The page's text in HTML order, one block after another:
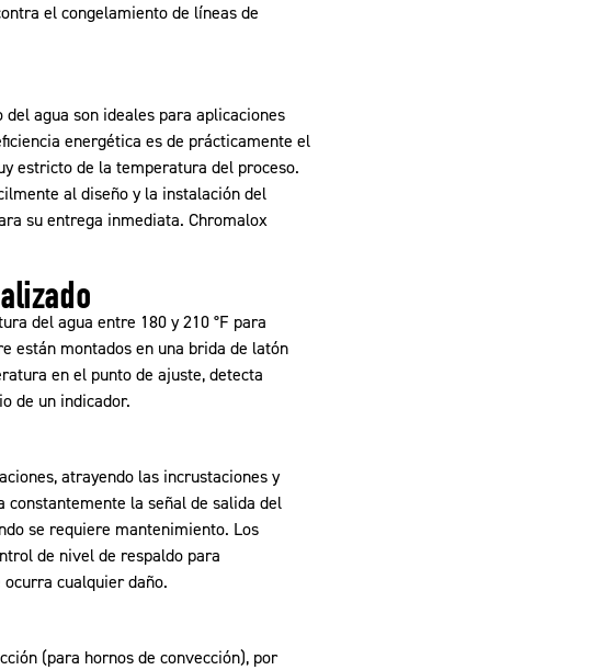
el congelamiento de líneas de
agua son ideales para aplicaciones
energética es de prácticamente el
estricto de la temperatura del proceso.
al diseño y la instalación del
su entrega inmediata. Chromalox
del agua entre 180 y 210 °F para
están montados en una brida de latón
en el punto de ajuste, detecta
de un indicador.
atrayendo las incrustaciones y
constantemente la señal de salida del
se requiere mantenimiento. Los
de nivel de respaldo para
cualquier daño.
(para hornos de convección), por